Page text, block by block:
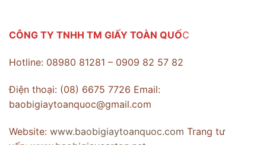
CÔNG TY TNHH TM GIẤY TOÀN QUỐC
Hotline: 08980 81281 – 0909 82 57 82
Điện thoại: (08) 6675 7726 Email:
baobigiaytoanquoc@gmail.com
Website: www.baobigiaytoanquoc.com Trang tư